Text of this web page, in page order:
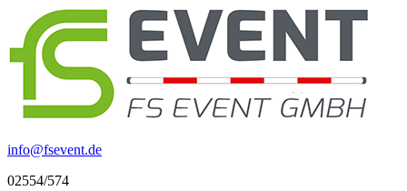
info@fsevent.de
02554/574